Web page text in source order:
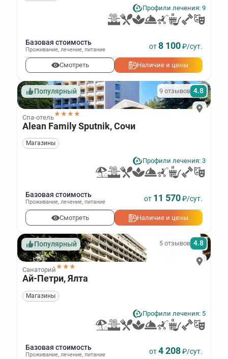
Профили лечения: 9
Базовая стоимость
Проживание лечение питание от8 100₽/сут.
Смотреть Наличие и цены
Популярный
Спа-отель★★★★
9 отзывов 4.8
Alean Family Sputnik, Сочи
Магазины
Профили лечения: 3
Базовая стоимость
Проживание, лечение, питание от 11 570₽/сут.
Смотреть Наличие и цены
Популярный
Санаторий★★★
5 отзывов 4.8
Ай-Петри, Ялта
Магазины
Профили лечения: 5
Базовая стоимость
Проживание, лечение, питание от4 208₽/сут.